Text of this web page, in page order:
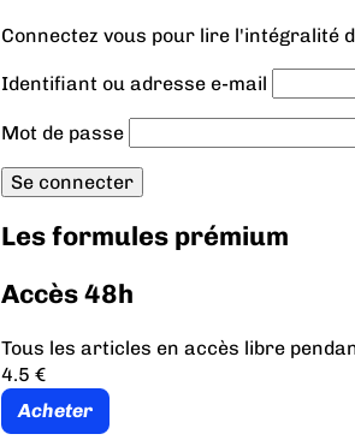
Connectez vous pour lire l'intégralité
Identifiant ou adresse e-mail
Mot de passe
Les formules prémium
Accès 48h
Tous les articles en accès libre
4.5 €
Acheter